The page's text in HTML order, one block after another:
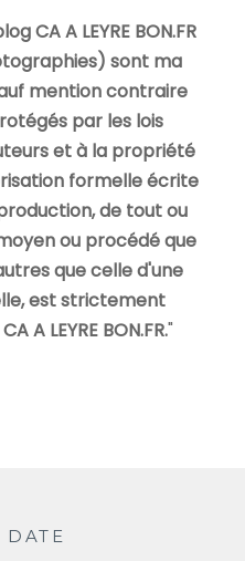
CA A LEYRE BON.FR
sont ma
mention contraire
par les lois
et à la propriété
formelle écrite
de tout ou
ou procédé que
que celle d'une
est strictement
A LEYRE BON.FR."